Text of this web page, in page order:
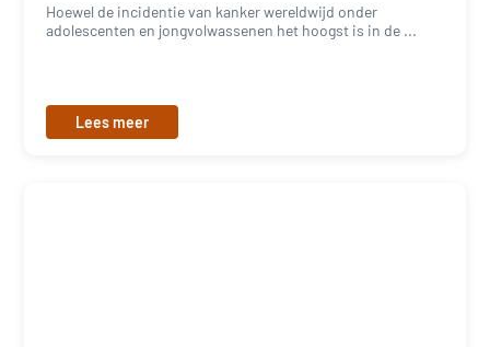
Hoewel de incidentie van kanker wereldwijd onder
adolescenten en jongvolwassenen het hoogst is in de ...
Lees meer